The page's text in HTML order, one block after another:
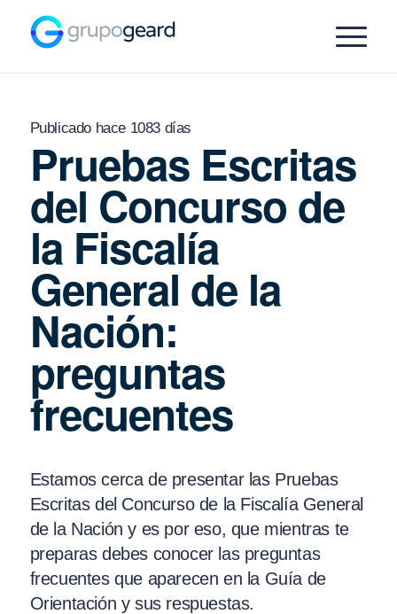
Publicado hace 1083 días
Pruebas Escritas
del Concurso de
la Fiscalía
General de la
Nación:
preguntas
frecuentes
Estamos cerca de presentar las Pruebas
Escritas del Concurso de la Fiscalía General
de la Nación y es por eso, que mientras te
preparas debes conocer las preguntas
frecuentes que aparecen en la Guía de
Orientación y sus respuestas.